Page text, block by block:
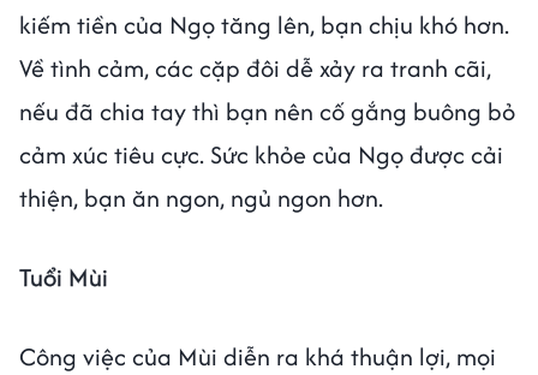
kiếm tiền của Ngọ tăng lên, bạn chịu khó hơn.
Về tình cảm, các cặp đôi dễ xảy ra tranh cãi,
nếu đã chia tay thì bạn nên cố gắng buông bỏ
cảm xúc tiêu cực. Sức khỏe của Ngọ được cải
thiện, bạn ăn ngon, ngủ ngon hơn.
Tuổi Mùi
Công việc của Mùi diễn ra khá thuận lợi, mọi